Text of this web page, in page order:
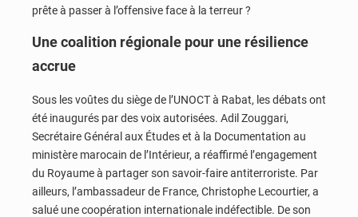
prête à passer à l’offensive face à la terreur ?
Une coalition régionale pour une résilience
accrue
Sous les voûtes du siège de l’UNOCT à Rabat, les débats ont
été inaugurés par des voix autorisées. Adil Zouggari,
Secrétaire Général aux Études et à la Documentation au
ministère marocain de l’Intérieur, a réaffirmé l’engagement
du Royaume à partager son savoir-faire antiterroriste. Par
ailleurs, l’ambassadeur de France, Christophe Lecourtier, a
salué une coopération internationale indéfectible. De son